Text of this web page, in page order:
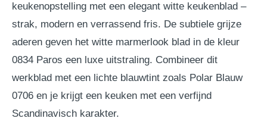
keukenopstelling met een elegant witte keukenblad –
strak, modern en verrassend fris. De subtiele grijze
aderen geven het witte marmerlook blad in de kleur
0834 Paros een luxe uitstraling. Combineer dit
werkblad met een lichte blauwtint zoals Polar Blauw
0706 en je krijgt een keuken met een verfijnd
Scandinavisch karakter.